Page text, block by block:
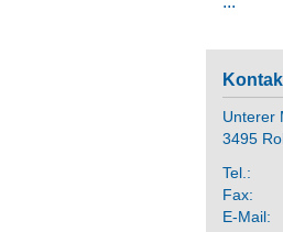
Unterer
3495
Tel.:
Fax:
E-Mail: